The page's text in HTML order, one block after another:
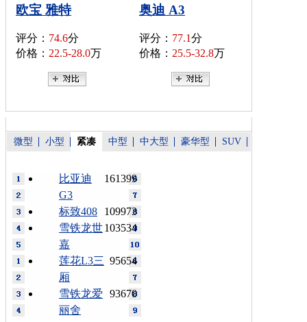
欧宝 雅特
评分： 74.6分
价格： 22.5-28.0万
奥迪 A3
评分： 77.1分
价格： 25.5-32.8万
微型 小型 紧凑 中型 中大型 豪华型 SUV
161399
比亚迪
G3
109973
标致408
103534
雪铁龙世
嘉
95654
莲花L3三
厢
93670
雪铁龙爱
丽舍